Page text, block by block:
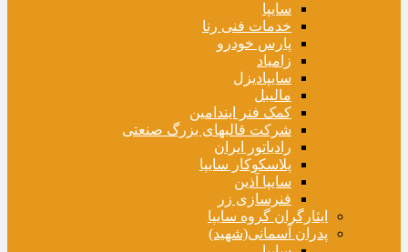
سایپا
خدمات فنی رنا
پارس خودرو
زامیاد
سایپادیزل
مالیبل
کمک فنر ایندامین
شرکت قالبهای بزرگ صنعتی
رادیاتور ایران
پلاسکوکار سایپا
سایپا آذین
فنرسازی زر
ایثارگران گروه سایپا
پدران آسمانی(شهید)